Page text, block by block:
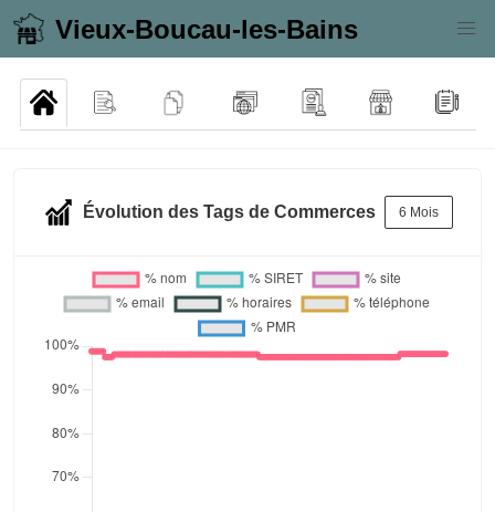
Vieux-Boucau-les-Bains
Évolution des Tags de Commerces 6 Mois